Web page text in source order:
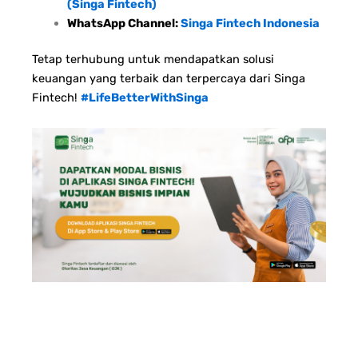
(Singa Fintech)
WhatsApp Channel:Singa Fintech Indonesia
Tetap terhubung untuk mendapatkan solusi
keuangan yang terbaik dan terpercaya dari Singa
Fintech! #LifeBetterWithSinga